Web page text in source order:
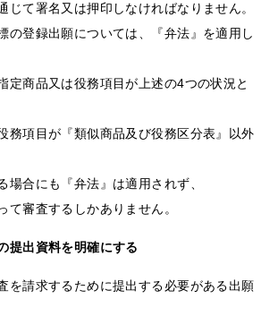
じて署名又は押印しなければなりません。
の登録出願については、『弁法』を適用し
定商品又は役務項目が上述の4つの状況と
務項目が『類似商品及び役務区分表』以外
場合にも『弁法』は適用されず、
て審査するしかありません。
出資料を明確にする
を請求するために提出する必要がある出願